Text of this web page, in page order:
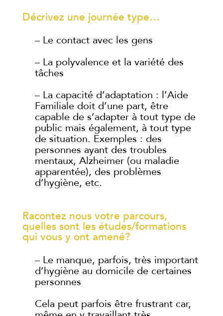
Décrivez une journée type…
– Le contact avec les gens
– La polyvalence et la variété des
tâches
– La capacité d’adaptation : l’Aide
Familiale doit d’une part, être
capable de s’adapter à tout type de
public mais également, à tout type
de situation. Exemples : des
personnes ayant des troubles
mentaux, Alzheimer (ou maladie
apparentée), des problèmes
d’hygiène, etc.
Racontez nous votre parcours,
quelles sont les études/formations
qui vous y ont amené?
– Le manque, parfois, très important
d’hygiène au domicile de certaines
personnes
Cela peut parfois être frustrant car,